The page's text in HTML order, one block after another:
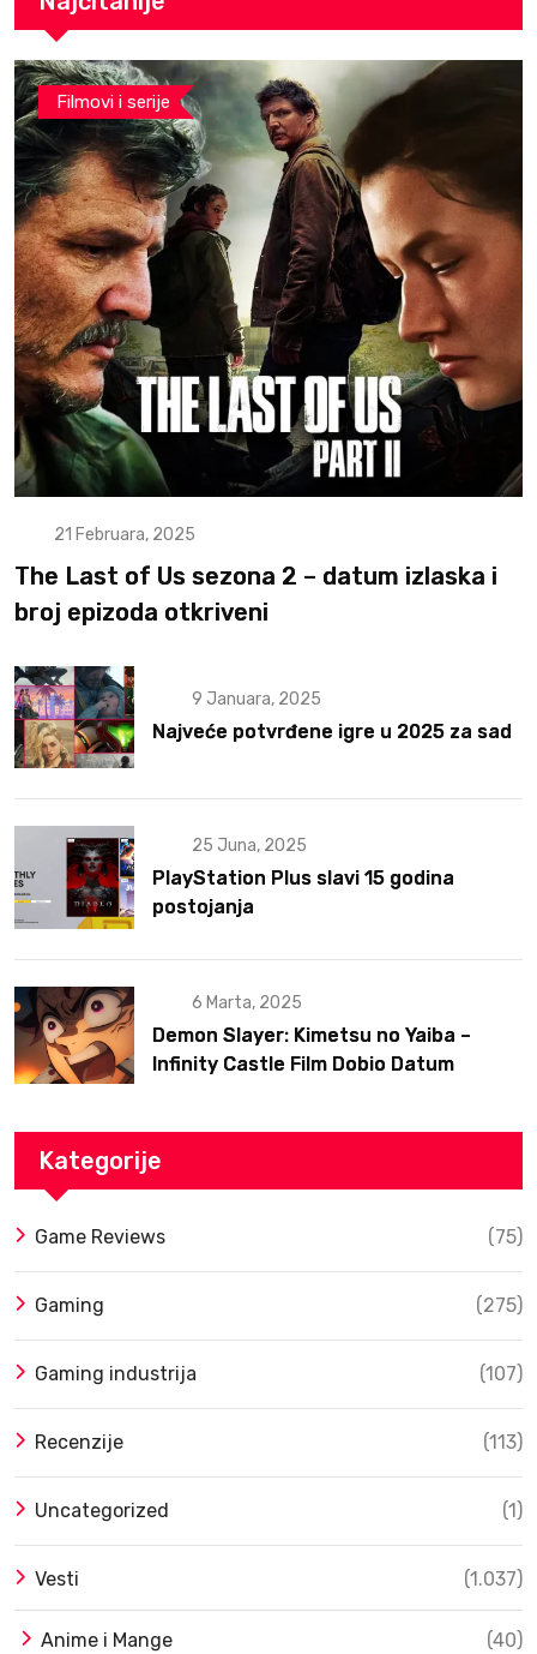
Filmovi i serije
21 Februara, 2025
The Last of Us sezona 2 – datum izlaska i
broj epizoda otkriveni
9 Januara, 2025
Najveće potvrđene igre u 2025 za sad
25 Juna, 2025
PlayStation Plus slavi 15 godina
postojanja
6 Marta, 2025
Demon Slayer: Kimetsu no Yaiba –
Infinity Castle Film Dobio Datum
Kategorije
Game Reviews (75)
Gaming (275)
Gaming industrija (107)
Recenzije (113)
Uncategorized (1)
Vesti (1.037)
Anime i Mange (40)